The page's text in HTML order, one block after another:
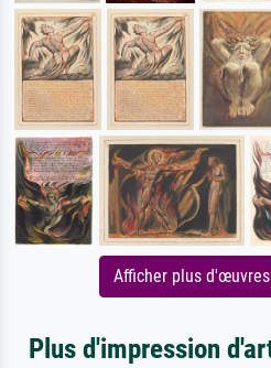
Afficher plus
Plus d'impression